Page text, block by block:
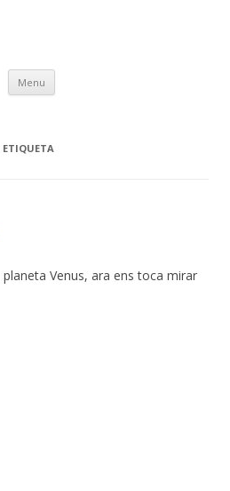
Menu Skip
content
ETIQUETA
Venus, ara ens toca mirar